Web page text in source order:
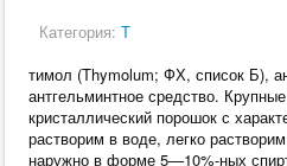
Категория: Т
тимол (Thymolum; ФХ, список Б),
антгельминтное средство.
кристаллический порошок с
растворим в воде, легко
наружно в форме 5—10%-ных